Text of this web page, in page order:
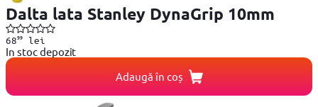
Dalta lata Stanley DynaGrip 10mm
6899lei
In stoc depozit
Adaugă în coș